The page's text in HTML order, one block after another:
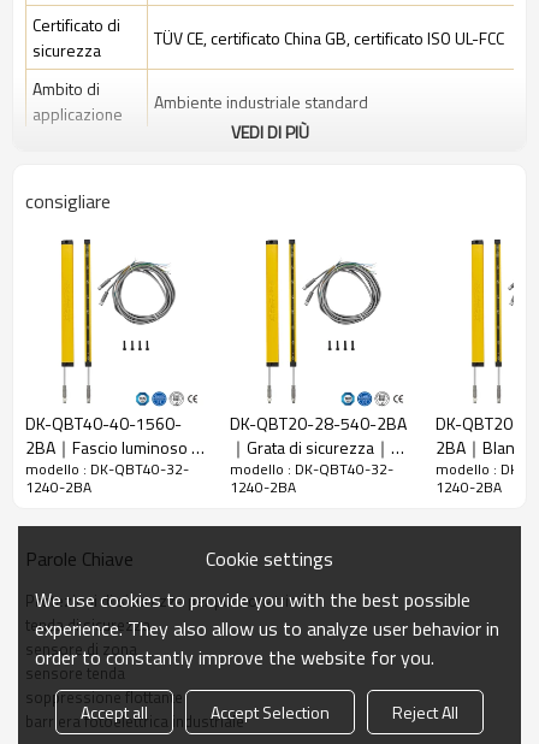
Certificato di
sicurezza
TÜV CE, certificato China GB, certificato ISO UL-FCC
Ambito di
applicazione
Ambiente industriale standard
Spazio tra i
Rileva la
precisione
48 mm
Quantità di
travi
Raggio
d'azione
1240 mm
Taglia del
prodotto
15mm*30mm*L, L è la lunghezza dell'emettitore e
del ricevitore.
Distanza di
rilevamento
30-3000 mm
risposta
≤15 ms
Dati meccanici
Materiale
dell'alloggiamentoMetallo
VEDI DI PIÙ
consigliare
DK-QBT40-40-1560-
2BA｜Fascio luminoso di
sicurezza｜DADISICK
modello : DK-QBT40-32-
1240-2BA
DK-QBT20-28-540-2BA
｜Grata di sicurezza｜
DADISICK
modello : DK-QBT40-32-
1240-2BA
DK-QBT20-
2BA｜
｜DADISICK
modello : DK-
1240-2BA
Parole Chiave
Protezioni di sicurezza per punzonatrice
tenda di sicurezza
sensore di zona
sensore tenda
soppressione flottante
barriera fotoelettrica industriale
Cookie settings
We use cookies to provide you with the best possible
experience. They also allow us to analyze user behavior in
order to constantly improve the website for you.
Accept all Accept Selection Reject All